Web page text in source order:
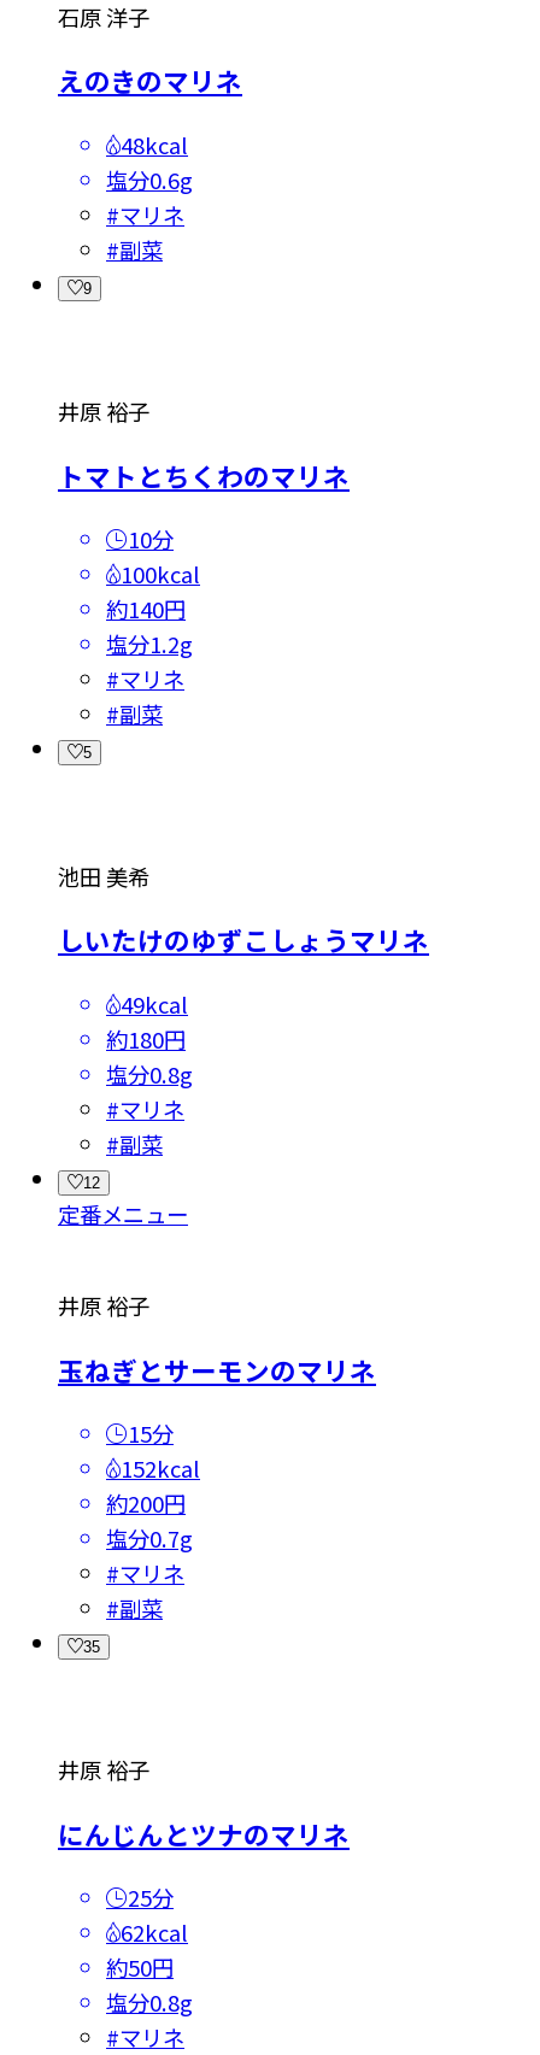
石原 洋子
えのきのマリネ
48kcal
塩分0.6g
#マリネ
#副菜
9
井原 裕子
トマトとちくわのマリネ
10分
100kcal
約140円
塩分1.2g
#マリネ
#副菜
5
池田 美希
しいたけのゆずこしょうマリネ
49kcal
約180円
塩分0.8g
#マリネ
#副菜
12
定番メニュー
井原 裕子
玉ねぎとサーモンのマリネ
15分
152kcal
約200円
塩分0.7g
#マリネ
#副菜
35
井原 裕子
にんじんとツナのマリネ
25分
62kcal
約50円
塩分0.8g
#マリネ